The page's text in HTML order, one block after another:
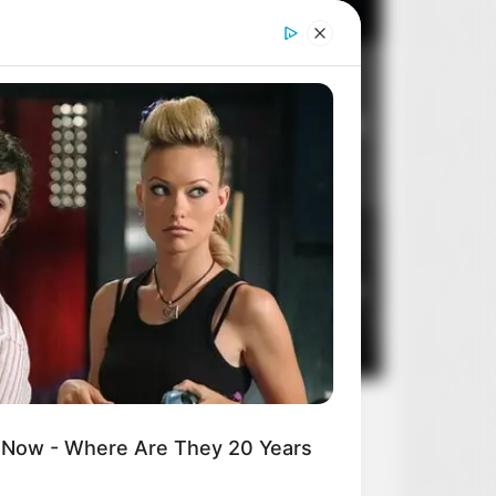
2
Dom dobry
14 sierpnia 2026
3
Stan zagrożenia
10 sierpnia 2026
- Where Are They 20 Years
Did Show This In Bohemian